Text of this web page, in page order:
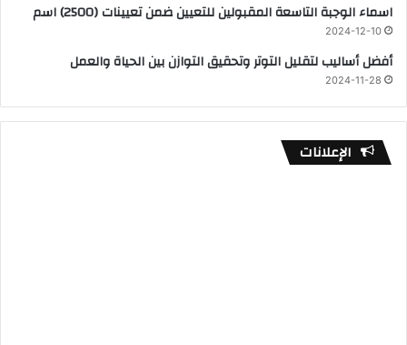
اسماء الوجبة التاسعة المقبولين للتعيين ضمن تعيينات (2500) اسم
2024-12-10
أفضل أساليب لتقليل التوتر وتحقيق التوازن بين الحياة والعمل
2024-11-28
الإعلانات